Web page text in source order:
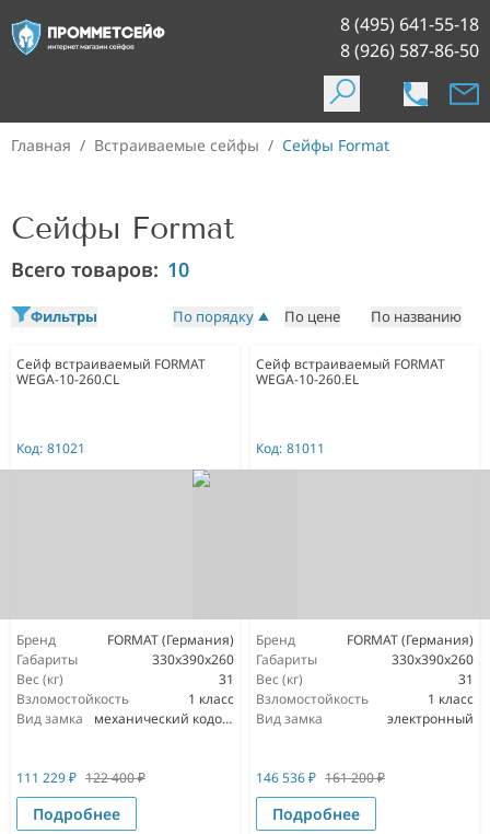
8 (495) 641-55-18
8 (926) 587-86-50
Главная / Встраиваемые сейфы / Сейфы Format
Сейфы Format
Всего товаров: 10
Фильтры По порядку По цене По названию
Сейф встраиваемый FORMAT
WEGA-10-260.CL
Код: 81021
Бренд
FORMAT (Германия)
Габариты
330x390x260
Вес (кг)
31
Взломостойкость
1 класс
Вид замка
механический кодовый
111 229₽ 122 400₽
Подробнее
Сейф встраиваемый FORMAT
WEGA-10-260.EL
Код: 81011
Бренд
FORMAT (Германия)
Габариты
330x390x260
Вес (кг)
31
Взломостойкость
1 класс
Вид замка
электронный
146 536₽ 161 200₽
Подробнее